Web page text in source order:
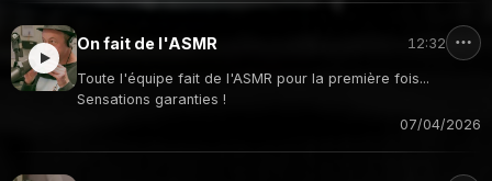
On fait de l'ASMR 12:32
Toute l'équipe fait de l'ASMR pour la première fois...
Sensations garanties !
07/04/2026